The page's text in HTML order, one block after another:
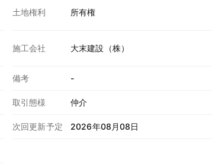
土地権利 所有権
施工会社 大末建設（株）
備考 -
取引態様 仲介
次回更新予定 2026年08月08日